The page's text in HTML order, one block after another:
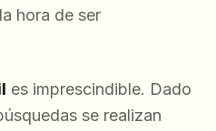
hora de ser
es imprescindible. Dado
se realizan